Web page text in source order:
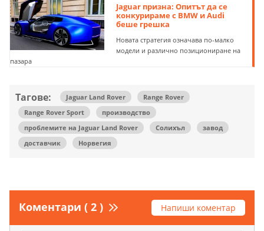
Jaguar призна: Опитът да се
конкурираме с BMW и Audi
беше грешка
Новата стратегия означава по-малко
модели и различно позициониране на
пазара
Тагове: Jaguar Land Rover
Range Rover
Range Rover Sport
производство
проблемите на Jaguar Land Rover
Солихъл
завод
доставчик
Норвегия
Коментари ( 2 ) Напиши коментар